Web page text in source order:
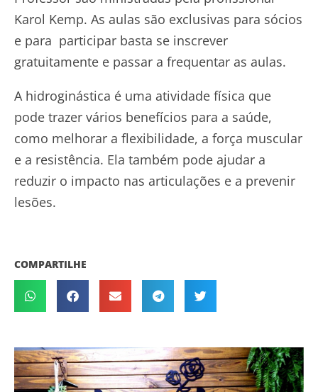
Karol Kemp. As aulas são exclusivas para sócios
e para participar basta se inscrever
gratuitamente e passar a frequentar as aulas.
A hidroginástica é uma atividade física que
pode trazer vários benefícios para a saúde,
como melhorar a flexibilidade, a força muscular
e a resistência. Ela também pode ajudar a
reduzir o impacto nas articulações e a prevenir
lesões.
COMPARTILHE